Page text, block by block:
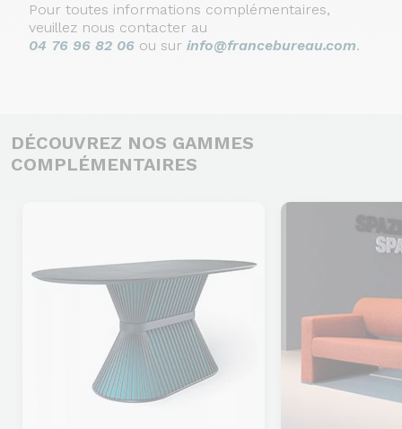
Pour toutes informations complémentaires,
veuillez nous contacter au
04 76 96 82 06 ou sur info@francebureau.com.
DÉCOUVREZ NOS GAMMES
COMPLÉMENTAIRES